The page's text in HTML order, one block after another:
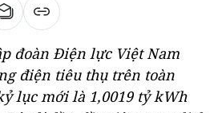
đoàn Điện lực Việt Nam
điện tiêu thụ trên toàn
lục mới là 1,0019 tỷ kWh